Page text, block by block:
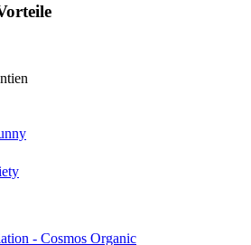
- Cosmos Organic